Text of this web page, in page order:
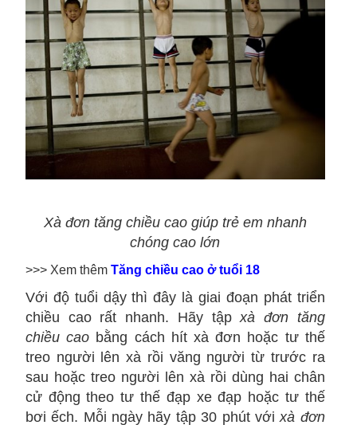
Xà đơn tăng chiều cao giúp trẻ em nhanh
chóng cao lớn
>>> Xem thêm Tăng chiều cao ở tuổi 18
Với độ tuổi dậy thì đây là giai đoạn phát triển
chiều cao rất nhanh. Hãy tậpxà đơn tăng
chiều cao bằng cách hít xà đơn hoặc tư thế
treo người lên xà rồi văng người từ trước ra
sau hoặc treo người lên xà rồi dùng hai chân
cử động theo tư thế đạp xe đạp hoặc tư thế
bơi ếch. Mỗi ngày hãy tập 30 phút vớixà đơn